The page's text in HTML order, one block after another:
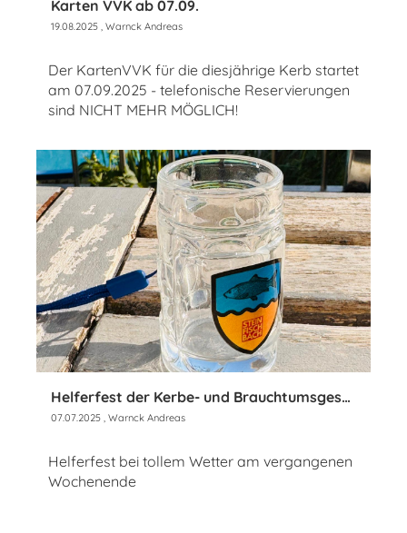
Karten VVK ab 07.09.
19.08.2025 , Warnck Andreas
Der KartenVVK für die diesjährige Kerb startet
am 07.09.2025 - telefonische Reservierungen
sind NICHT MEHR MÖGLICH!
Helferfest der Kerbe- und Brauchtumsgesellschaft
07.07.2025 , Warnck Andreas
Helferfest bei tollem Wetter am vergangenen
Wochenende